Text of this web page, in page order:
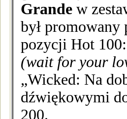
Grande w
był promowany
pozycji Hot
(wait for your
„Wicked: Na
dźwiękowymi
200.